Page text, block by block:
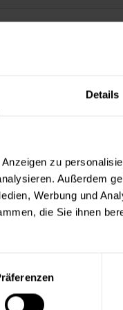
Details
zu
Außerdem
Werbung und
die Sie ihnen
2071 lila